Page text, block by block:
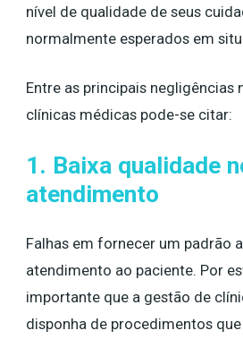
nível de qualidade de seus
normalmente esperados em
Entre as principais negligências
clínicas médicas pode-se citar:
1. Baixa qualidade
atendimento
Falhas em fornecer um padrão
atendimento ao paciente. Por
importante que a gestão de
disponha de procedimentos